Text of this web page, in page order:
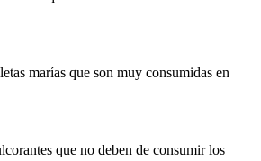
marías que son muy consumidas en
que no deben de consumir los